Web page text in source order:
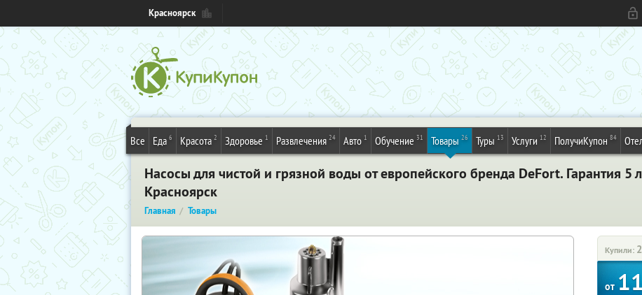
Красноярск
Все Еда 6 Красота 2 Здоровье 1 Развлечения 24 Авто 1 Обучение 31 Товары 26 Туры 13 Услуги 12 ПолучиКупон 84
Насосы для чистой и грязной воды от европейского бренда DeFort. Гарантия 5
Красноярск
Главная Товары
Купили: 2
от